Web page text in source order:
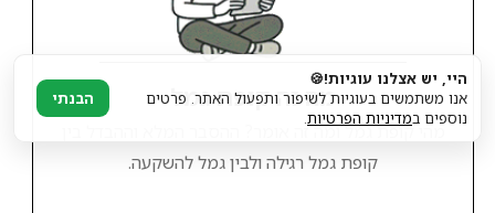
מה זה קופת גמל
מהי קופת גמל ומה זה אומר? ההסבר המלא וההבדל בין
קופת גמל רגילה ולבין גמל להשקעה.
היי, יש אצלנו עוגיות!🍪
אנו משתמשים בעוגיות לשיפור ותפעול האתר. פרטים
נוספים במדיניות הפרטיות.
הבנתי